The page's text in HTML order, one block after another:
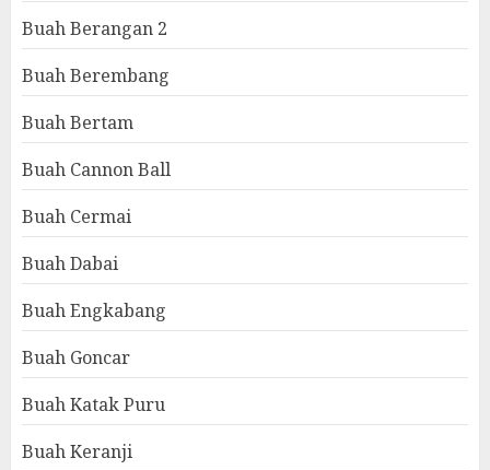
Buah Berangan 2
Buah Berembang
Buah Bertam
Buah Cannon Ball
Buah Cermai
Buah Dabai
Buah Engkabang
Buah Goncar
Buah Katak Puru
Buah Keranji